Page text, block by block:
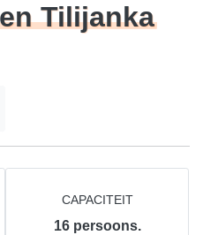
Tilijanka
CAPACITEIT
16 persoons.